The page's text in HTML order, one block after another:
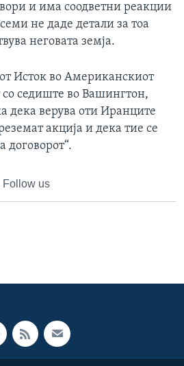
и има соодветни реакции
не даде детали за тоа
неговата земја.
Исток во Американскиот
со седиште во Вашингтон,
дека верува оти Иранците
акција и дека тие се
договорот“.
Follow us